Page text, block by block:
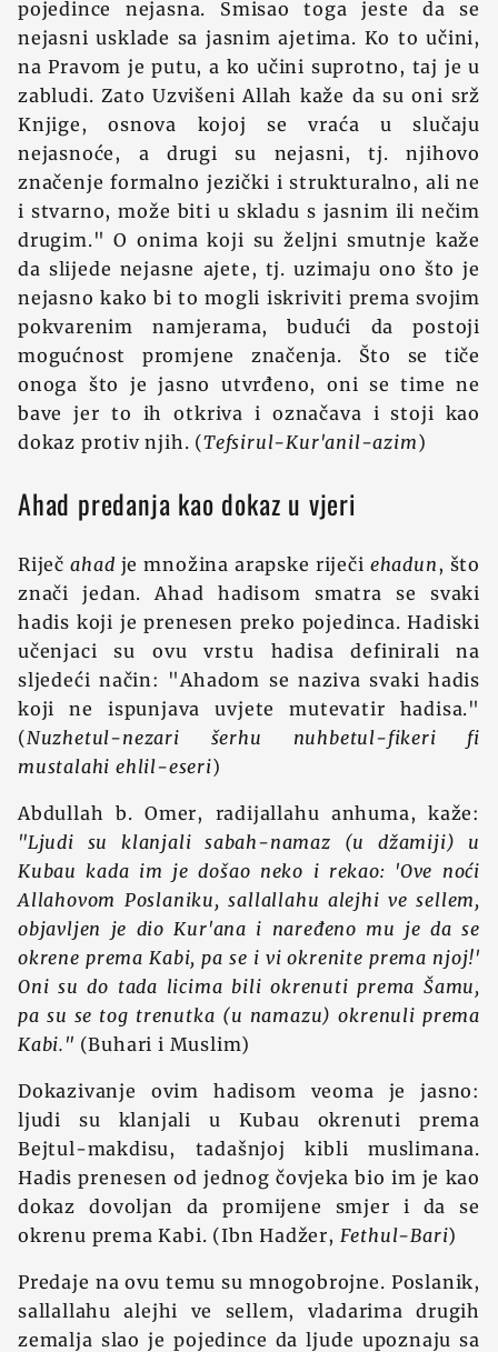
pojedince nejasna. Smisao toga jeste da se
nejasni usklade sa jasnim ajetima. Ko to učini,
na Pravom je putu, a ko učini suprotno, taj je u
zabludi. Zato Uzvišeni Allah kaže da su oni srž
Knjige, osnova kojoj se vraća u slučaju
nejasnoće, a drugi su nejasni, tj. njihovo
značenje formalno jezički i strukturalno, ali ne
i stvarno, može biti u skladu s jasnim ili nečim
drugim." O onima koji su željni smutnje kaže
da slijede nejasne ajete, tj. uzimaju ono što je
nejasno kako bi to mogli iskriviti prema svojim
pokvarenim namjerama, budući da postoji
mogućnost promjene značenja. Što se tiče
onoga što je jasno utvrđeno, oni se time ne
bave jer to ih otkriva i označava i stoji kao
dokaz protiv njih. (Tefsirul-Kur'anil-azim)
Ahad predanja kao dokaz u vjeri
Riječahad je množina arapske riječi ehadun, što
znači jedan. Ahad hadisom smatra se svaki
hadis koji je prenesen preko pojedinca. Hadiski
učenjaci su ovu vrstu hadisa definirali na
sljedeći način: "Ahadom se naziva svaki hadis
koji ne ispunjava uvjete mutevatir hadisa."
(Nuzhetul-nezari šerhu nuhbetul-fikeri fi
mustalahi ehlil-eseri)
Abdullah b. Omer, radijallahu anhuma, kaže:
"Ljudi su klanjali sabah-namaz (u džamiji) u
Kubau kada im je došao neko i rekao: 'Ove noći
Allahovom Poslaniku, sallallahu alejhi ve sellem,
objavljen je dio Kur'ana i naređeno mu je da se
okrene prema Kabi, pa se i vi okrenite prema njoj!'
Oni su do tada licima bili okrenuti prema Šamu,
pa su se tog trenutka (u namazu) okrenuli prema
Kabi." (Buhari i Muslim)
Dokazivanje ovim hadisom veoma je jasno:
ljudi su klanjali u Kubau okrenuti prema
Bejtul-makdisu, tadašnjoj kibli muslimana.
Hadis prenesen od jednog čovjeka bio im je kao
dokaz dovoljan da promijene smjer i da se
okrenu prema Kabi. (Ibn Hadžer, Fethul-Bari)
Predaje na ovu temu su mnogobrojne. Poslanik,
sallallahu alejhi ve sellem, vladarima drugih
zemalja slao je pojedince da ljude upoznaju sa